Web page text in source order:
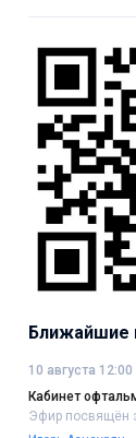
Ближайшие
10 августа 12:00
Кабинет
Эфир посвящён